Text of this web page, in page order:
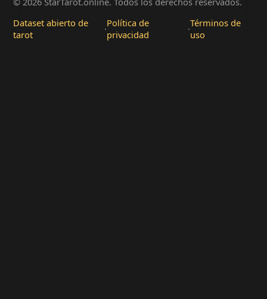
Dataset abierto de
tarot
·Política de
privacidad
·Términos de
uso